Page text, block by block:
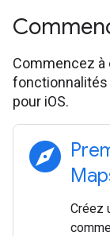
Commencez à
fonctionnalités
pour iOS.
explore
Créez